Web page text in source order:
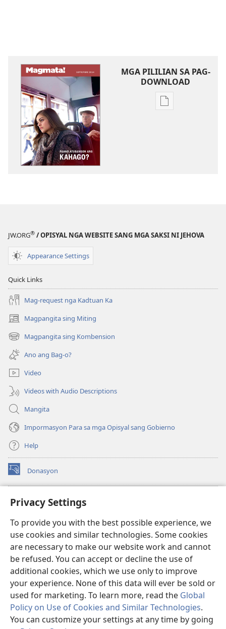
Privacy Settings
To provide you with the best possible experience, we
use cookies and similar technologies. Some cookies
are necessary to make our website work and cannot
be refused. You can accept or decline the use of
additional cookies, which we use only to improve
your experience. None of this data will ever be sold or
used for marketing. To learn more, read the Global
Policy on Use of Cookies and Similar Technologies.
You can customize your settings at any time by going
MGA PILILIAN SA PAG-
DOWNLOAD
Mga
ang
JW.ORG® / OPISYAL NGA WEBSITE SANG MGA SAKSI NI JEHOVA
Appearance Settings
Quick Links
Mag-request nga Kadtuan Ka
Magpangita sing Miting
(opens
new
window)
Magpangita sing Kombension
(opens
new
window)
Ano ang Bag-o?
Video
Videos with Audio Descriptions
Mangita
Impormasyon Para sa mga Opisyal sang Gobierno
Help
Donasyon
(opens
new
Watchtower ONLINE LIBRARY™
(opens
window)JW Hub
(opens
new
window)JW Library
Watchtower Library
Copyright© 2026 Watch Tower Bible and Tract Society of Pennsylvania.